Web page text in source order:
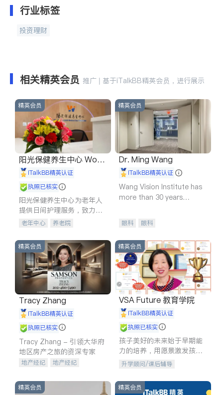
行业标签
投资理财
相关精英会员 推广 | 基于iTalkBB精英会员，进行展示
精英会员
阳光保健养生中心 World
shine
iTalkBB精英认证
执照已核实
阳光保健养生中心为老年人
提供日间护理服务，致力于
通过持续的护理创新来有效
老年中心 养老院
精英会员
Dr. Ming Wang
iTalkBB精英认证
Wang Vision Institute has
more than 30 years
眼科 眼科
精英会员
Tracy Zhang
iTalkBB精英认证
执照已核实
Tracy Zhang - 引领大华府
地区房产之旅的资深专家
地产经纪
地产经纪
商铺租售
精英会员
VSA Future 教育学院
iTalkBB精英认证
执照已核实
孩子美好的未来始于早期能
力的培养，用愿景激发孩子
的学习潜力和动力。理念：
拥有成长型心态是成功的基
石。
升学顾问/课后辅导
精英会员 精英会员